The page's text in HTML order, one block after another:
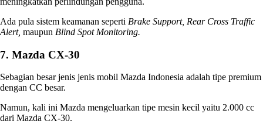
Ada pula sistem keamanan seperti Brake Support, Rear Cross Traffic
Alert, maupun Blind Spot Monitoring.
7. Mazda CX-30
Sebagian besarjenis jenis mobil Mazda Indonesia adalah tipe premium
dengan CC besar.
Namun, kali ini Mazda mengeluarkan tipe mesin kecil yaitu 2.000 cc
dari Mazda CX-30.